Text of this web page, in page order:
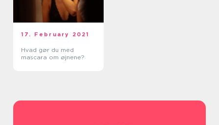
17. February 2021
Hvad gør du med
mascara om øjnene?